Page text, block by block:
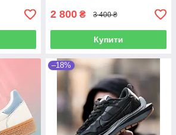
2 800 ₴ 3 400 ₴
Купити
–18%